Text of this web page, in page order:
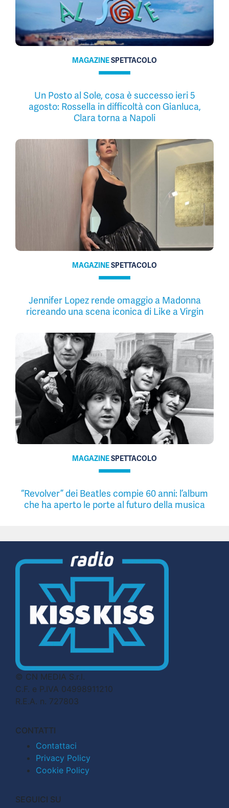
MAGAZINESPETTACOLO
Un Posto al Sole, cosa è successo ieri 5
agosto: Rossella in difficoltà con Gianluca,
Clara torna a Napoli
MAGAZINESPETTACOLO
Jennifer Lopez rende omaggio a Madonna
ricreando una scena iconica di Like a Virgin
MAGAZINESPETTACOLO
“Revolver” dei Beatles compie 60 anni: l’album
che ha aperto le porte al futuro della musica
© CN MEDIA S.r.l.
C.F. e P.IVA 04998911210
R.E.A. n. 727803
CONTATTI
Contattaci
Privacy Policy
Cookie Policy
SEGUICI SU